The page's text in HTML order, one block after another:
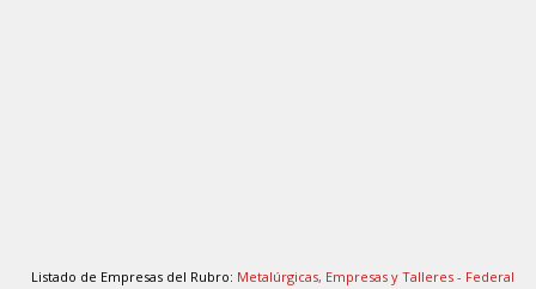
Listado de Empresas del Rubro: Metalúrgicas, Empresas y Talleres - Federal